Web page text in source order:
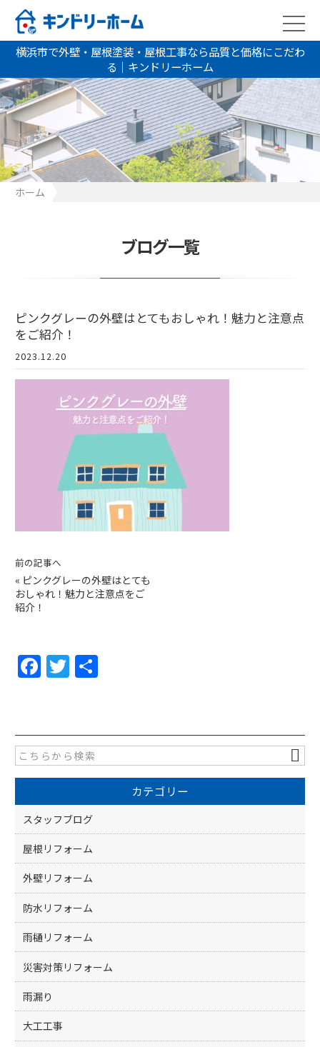
横浜市で外壁・屋根塗装・屋根工事なら品質と価格にこだわ
る｜キンドリーホーム
ホーム
ブログ一覧
ピンクグレーの外壁はとてもおしゃれ！魅力と注意点
をご紹介！
2023.12.20
前の記事へ
« ピンクグレーの外壁はとても
おしゃれ！魅力と注意点をご
紹介！
F
a
e
b
o
o
k
T
w
er
カテゴリー
スタッフブログ
屋根リフォーム
外壁リフォーム
防水リフォーム
雨樋リフォーム
災害対策リフォーム
雨漏り
大工工事